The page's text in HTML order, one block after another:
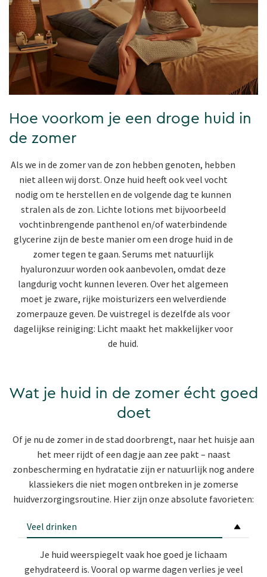
Hoe voorkom je een droge huid in
de zomer
Als we in de zomer van de zon hebben genoten, hebben
niet alleen wij dorst. Onze huid heeft ook veel vocht
nodig om te herstellen en de volgende dag te kunnen
stralen als de zon. Lichte lotions met bijvoorbeeld
vochtinbrengende panthenol en/of waterbindende
glycerine zijn de beste manier om een droge huid in de
zomer tegen te gaan. Serums met natuurlijk
hyaluronzuur worden ook aanbevolen, omdat deze
langdurig vocht kunnen leveren. Over het algemeen
moet je zware, rijke moisturizers een welverdiende
zomerpauze geven. De vuistregel is dezelfde als voor
dagelijkse reiniging: Licht maakt het makkelijker voor
de huid.
Wat je huid in de zomer écht goed
doet
Of je nu de zomer in de stad doorbrengt, naar het huisje aan
het meer rijdt of een dagje aan zee pakt – naast
zonbescherming en hydratatie zijn er natuurlijk nog andere
klassiekers die niet mogen ontbreken in je zomerse
huidverzorgingsroutine. Hier zijn onze absolute favorieten:
Veel drinken
Je huid weerspiegelt vaak hoe goed je lichaam
gehydrateerd is. Vooral op warme dagen verlies je veel